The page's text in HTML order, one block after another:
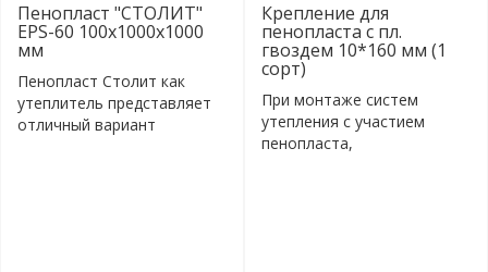
Пенопласт "СТОЛИТ"
EPS-60 100x1000x1000
мм
Пенопласт Столит как
утеплитель представляет
отличный вариант
Крепление для
пенопласта с пл.
гвоздем 10*160 мм (1
сорт)
При монтаже систем
утепления с участием
пенопласта,